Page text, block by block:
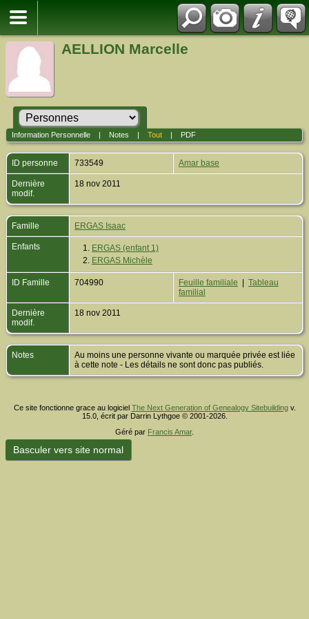
AELLION Marcelle
Information Personnelle| Notes Tout| PDF
ID personne 733549 Amar base
Dernière
modif.
18 nov 2011
Famille ERGAS Isaac
Enfants 1. ERGAS (enfant 1)
2. ERGAS Michèle
ID Famille 704990 Feuille familiale
Tableau
familial
Dernière
modif.
18 nov 2011
Notes
Au moins une personne vivante ou marquée privée est liée
à cette note - Les détails ne sont donc pas publiés.
Ce site fonctionne grace au logiciel The Next Generation of Genealogy Sitebuildingv.
15.0, écrit par Darrin Lythgoe © 2001-2026.
Géré par Francis Amar.
Basculer vers site normal